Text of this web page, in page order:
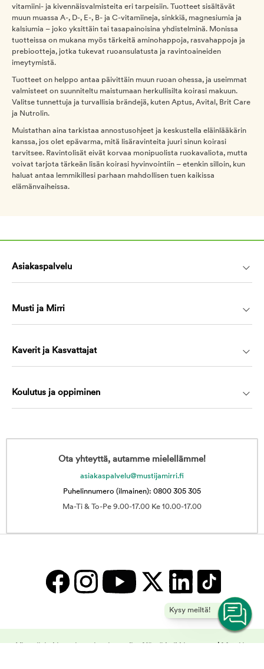
vitamiini- ja kivennäisvalmisteita eri tarpeisiin. Tuotteet sisältävät
muun muassa A-, D-, E-, B- ja C-vitamiineja, sinkkiä, magnesiumia ja
kalsiumia – joko yksittäin tai tasapainoisina yhdistelminä. Monissa
tuotteissa on mukana myös tärkeitä aminohappoja, rasvahappoja ja
prebiootteja, jotka tukevat ruoansulatusta ja ravintoaineiden
imeytymistä.
Tuotteet on helppo antaa päivittäin muun ruoan ohessa, ja useimmat
valmisteet on suunniteltu maistumaan herkullisilta koirasi makuun.
Valitse tunnettuja ja turvallisia brändejä, kuten Aptus, Avital, Brit Care
ja Nutrolin.
Muistathan aina tarkistaa annostusohjeet ja keskustella eläinlääkärin
kanssa, jos olet epävarma, mitä lisäravinteita juuri sinun koirasi
tarvitsee. Ravintolisät eivät korvaa monipuolista ruokavaliota, mutta
voivat tarjota tärkeän lisän koirasi hyvinvointiin – etenkin silloin, kun
haluat antaa lemmikillesi parhaan mahdollisen tuen kaikissa
elämänvaiheissa.
Kysy meiltä!
Asiakaspalvelu
Musti ja Mirri
Kaverit ja Kasvattajat
Koulutus ja oppiminen
Ota yhteyttä, autamme mielellämme!
asiakaspalvelu@mustijamirri.fi
Puhelinnumero (ilmainen): 0800 305 305
Ma-Ti & To-Pe 9.00-17.00 Ke 10.00-17.00